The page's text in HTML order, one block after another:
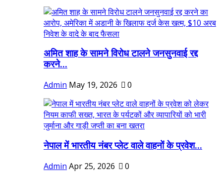
अमित शाह के सामने विरोध टालने जनसुनवाई रद्द
करने...
Admin May 19, 2026 0
नेपाल में भारतीय नंबर प्लेट वाले वाहनों के प्रवेश...
Admin Apr 25, 2026
0